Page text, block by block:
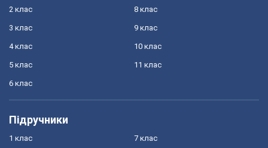
2 клас
3 клас
4 клас
5 клас
6 клас
8 клас
9 клас
10 клас
11 клас
Підручники
1 клас 7 клас